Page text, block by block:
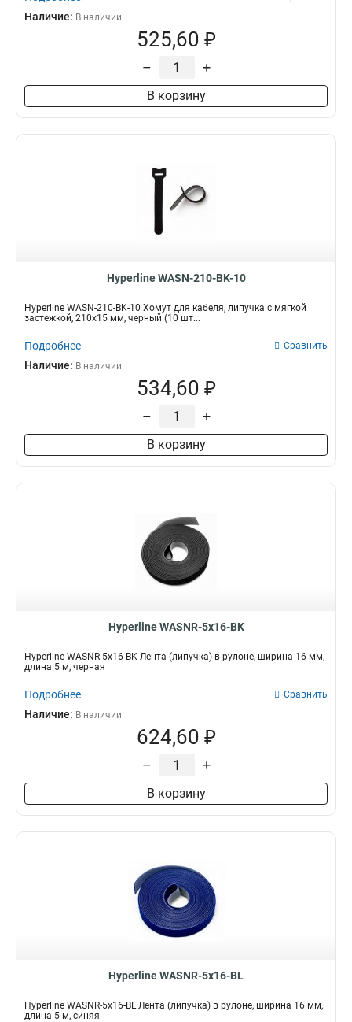
Наличие: В наличии
525,60 ₽
– +
В корзину
Hyperline WASN-210-BK-10
Hyperline WASN-210-BK-10 Хомут для кабеля, липучка с мягкой
застежкой, 210x15 мм, черный (10 шт...
Подробнее Сравнить
Наличие: В наличии
534,60 ₽
– +
В корзину
Hyperline WASNR-5x16-BK
Hyperline WASNR-5x16-BK Лента (липучка) в рулоне, ширина 16 мм,
длина 5 м, черная
Подробнее Сравнить
Наличие: В наличии
624,60 ₽
– +
В корзину
Hyperline WASNR-5x16-BL
Hyperline WASNR-5x16-BL Лента (липучка) в рулоне, ширина 16 мм,
длина 5 м, синяя